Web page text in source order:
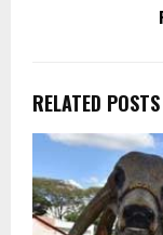
RELATED POSTS